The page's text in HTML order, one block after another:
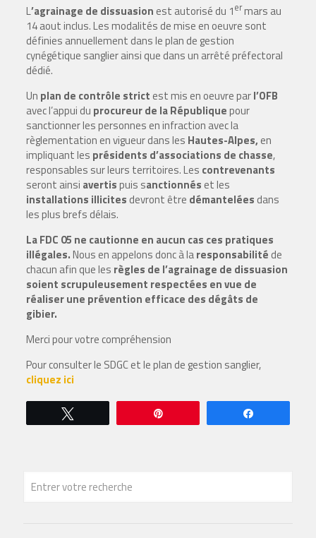
L’agrainage de dissuasion est autorisé du 1ermars au
14 aout inclus. Les modalités de mise en oeuvre sont
définies annuellement dans le plan de gestion
cynégétique sanglier ainsi que dans un arrêté préfectoral
dédié.
Un plan de contrôle strict est mis en oeuvre parl’OFB
avec l’appui du procureur de la Républiquepour
sanctionner les personnes en infraction avec la
règlementation en vigueur dans les Hautes-Alpes, en
impliquant les présidents d’associations de chasse,
responsables sur leurs territoires. Les contrevenants
seront ainsi avertispuis sanctionnés et les
installations illicites devront être démantelées dans
les plus brefs délais.
La FDC 05 ne cautionne en aucun cas ces pratiques
illégales.Nous en appelons donc à laresponsabilité de
chacun afin que les règles de l’agrainage de dissuasion
soient scrupuleusement respectées en vue de
réaliser une prévention efficace des dégâts de
gibier.
Merci pour votre compréhension
Pour consulter le SDGC et le plan de gestion sanglier,
cliquez ici